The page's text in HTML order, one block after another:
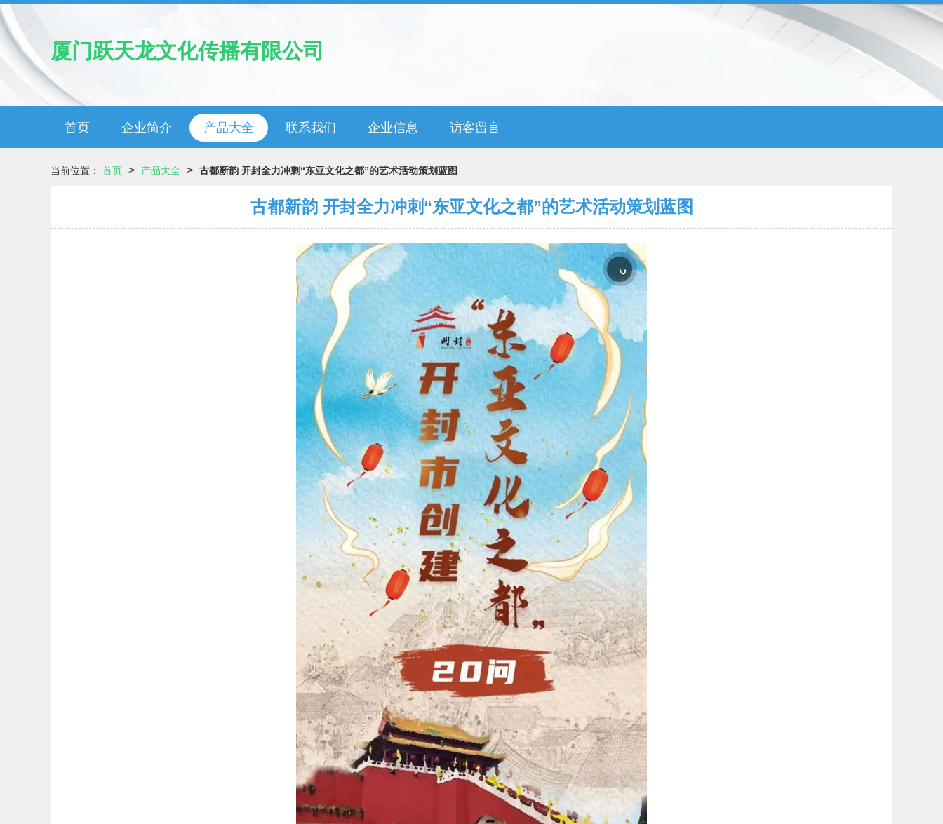
厦门跃天龙文化传播有限公司
首页 企业简介 产品大全 联系我们 企业信息 访客留言
当前位置： 首页 > 产品大全 > 古都新韵 开封全力冲刺“东亚文化之都”的艺术活动策划蓝图
古都新韵 开封全力冲刺“东亚文化之都”的艺术活动策划蓝图